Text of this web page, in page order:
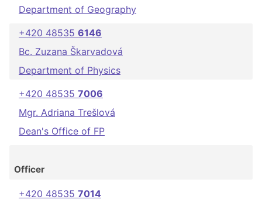
Department of Geography
+420 48535 6146
Bc. Zuzana Škarvadová
Department of Physics
+420 48535 7006
Mgr. Adriana Trešlová
Dean's Office of FP
Officer
+420 48535 7014